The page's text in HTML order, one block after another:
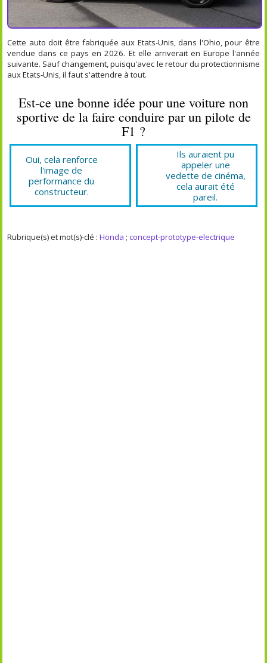
Cette auto doit être fabriquée aux Etats-Unis, dans l'Ohio, pour être
vendue dans ce pays en 2026. Et elle arriverait en Europe l'année
suivante. Sauf changement, puisqu'avec le retour du protectionnisme
aux Etats-Unis, il faut s'attendre à tout.
Est-ce une bonne idée pour une voiture non
sportive de la faire conduire par un pilote de
F1 ?
Oui, cela renforce
l'image de
performance du
constructeur.
Ils auraient pu
appeler une
vedette de cinéma,
cela aurait été
pareil.
Rubrique(s) et mot(s)-clé :Honda ;concept-prototype-electrique